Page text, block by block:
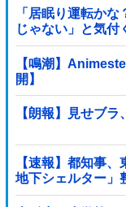
「居眠り運転か
じゃない」と気
【鳴潮】
開】
【朗報】見せブラ
【速報】都知事
地下シェルター」